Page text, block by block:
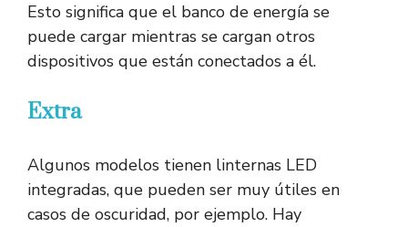
Esto significa que el banco de energía se
puede cargar mientras se cargan otros
dispositivos que están conectados a él.
Extra
Algunos modelos tienen linternas LED
integradas, que pueden ser muy útiles en
casos de oscuridad, por ejemplo. Hay